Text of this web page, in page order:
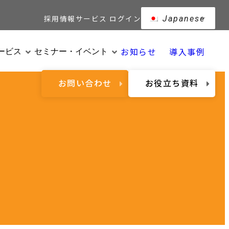
採用情報 サービス ログイン Japanese
ビス セミナー・イベント お知らせ 導入事例
お問い合わせ お役立ち資料